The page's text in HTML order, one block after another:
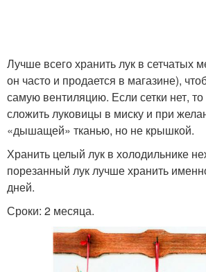
Лучше всего хранить лук в сетчатых
он часто и продается в магазине),
самую вентиляцию. Если сетки нет,
сложить луковицы в миску и при
«дышащей» тканью, но не крышкой.
Хранить целый лук в холодильнике
порезанный лук лучше хранить
дней.
Сроки: 2 месяца.